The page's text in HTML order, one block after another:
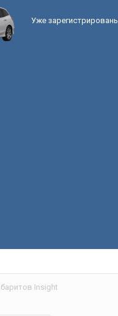
Уже
Insight